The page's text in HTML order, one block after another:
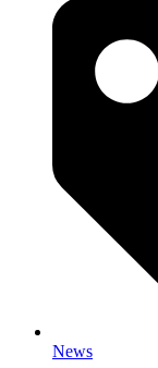
News